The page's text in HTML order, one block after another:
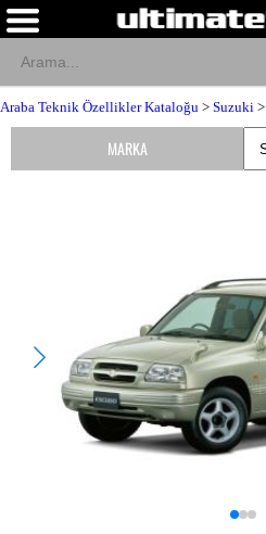
Araba Teknik Özellikler Kataloğu > Suzuki >
MARKA